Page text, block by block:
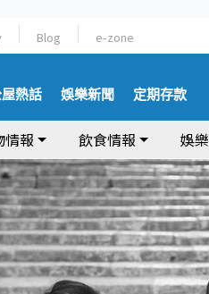
Blog e-zone
熱話 娛樂新聞 定期存款
情報 飲食情報 娛樂